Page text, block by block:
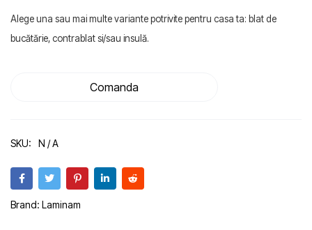
Alege una sau mai multe variante potrivite pentru casa ta: blat de
bucătărie, contrablat si/sau insulă.
Comanda
SKU: N / A
Brand: Laminam